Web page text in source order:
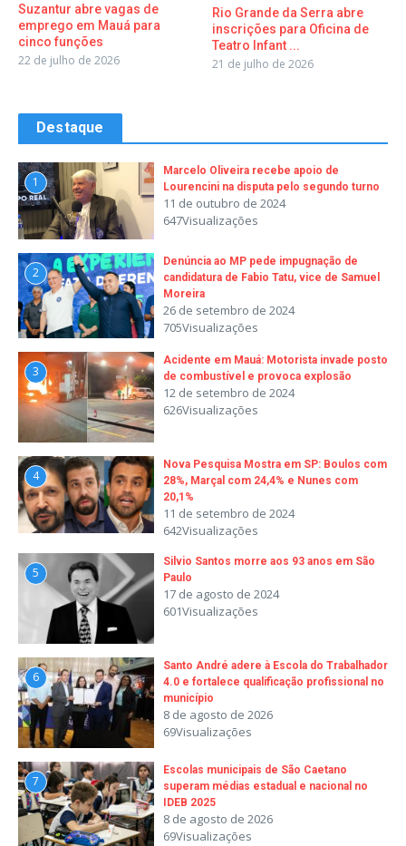
Suzantur abre vagas de
emprego em Mauá para
cinco funções
22 de julho de 2026
Rio Grande da Serra abre
inscrições para Oficina de
Teatro Infant ...
21 de julho de 2026
Destaque
1
Marcelo Oliveira recebe apoio de
Lourencini na disputa pelo segundo turno
11 de outubro de 2024
647Visualizações
2
Denúncia ao MP pede impugnação de
candidatura de Fabio Tatu, vice de Samuel
Moreira
26 de setembro de 2024
705Visualizações
3
Acidente em Mauá: Motorista invade posto
de combustível e provoca explosão
12 de setembro de 2024
626Visualizações
4
Nova Pesquisa Mostra em SP: Boulos com
28%, Marçal com 24,4% e Nunes com
20,1%
11 de setembro de 2024
642Visualizações
5
Silvio Santos morre aos 93 anos em São
Paulo
17 de agosto de 2024
601Visualizações
6
Santo André adere à Escola do Trabalhador
4.0 e fortalece qualificação profissional no
município
8 de agosto de 2026
69Visualizações
7
Escolas municipais de São Caetano
superam médias estadual e nacional no
IDEB 2025
8 de agosto de 2026
69Visualizações